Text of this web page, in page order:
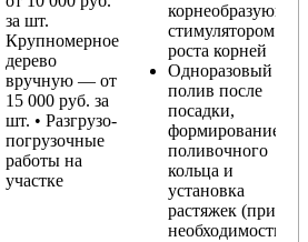
за шт.
Крупномерное
дерево
вручную — от
15 000 руб. за
шт. • Разгрузо-
погрузочные
работы на
участке
корнеобразующим
стимулятором
роста корней
Одноразовый
полив после
посадки,
формирование
поливочного
кольца и
установка
растяжек (при
необходимости)